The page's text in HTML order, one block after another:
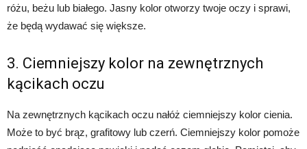
różu, beżu lub białego. Jasny kolor otworzy twoje oczy i sprawi,
że będą wydawać się większe.
3. Ciemniejszy kolor na zewnętrznych
kącikach oczu
Na zewnętrznych kącikach oczu nałóż ciemniejszy kolor cienia.
Może to być brąz, grafitowy lub czerń. Ciemniejszy kolor pomoże